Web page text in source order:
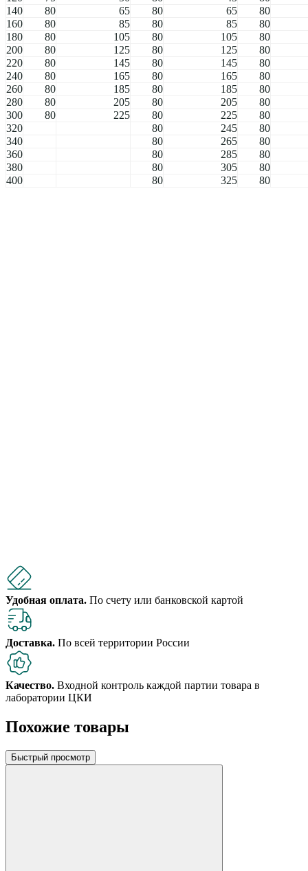
140
80 65 80 65
80
160
80 85 80 85
80
180
80 105 80 105
80
200
80 125 80 125
80
220
80 145 80 145
80
240
80 165 80 165
80
260
80 185 80 185
80
280
80 205 80 205
80
300
80 225 80 225
80
320
80 245
80
340
80 265
80
360
80 285
80
380
80 305
80
400
80 325 80
Удобная оплата. По счету или банковской картой
Доставка. По всей территории России
Качество. Входной контроль каждой партии товара в
лаборатории ЦКИ
Похожие товары
Быстрый просмотр